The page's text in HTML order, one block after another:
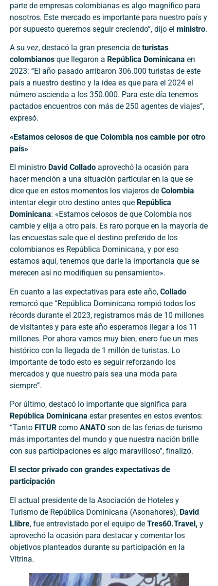
parte de empresas colombianas es algo magnífico para
nosotros. Este mercado es importante para nuestro país y
por supuesto queremos seguir creciendo”, dijo el ministro.
A su vez, destacó la gran presencia de turistas
colombianos que llegaron a República Dominicana en
2023: “El año pasado arribaron 306.000 turistas de este
país a nuestro destino y la idea es que para el 2024 el
número ascienda a los 350.000. Para este día tenemos
pactados encuentros con más de 250 agentes de viajes”,
expresó.
«Estamos celosos de que Colombia nos cambie por otro
país»
El ministro David Collado aprovechó la ocasión para
hacer mención a una situación particular en la que se
dice que en estos momentos los viajeros de Colombia
intentar elegir otro destino antes que República
Dominicana: «Estamos celosos de que Colombia nos
cambie y elija a otro país. Es raro porque en la mayoría de
las encuestas sale que el destino preferido de los
colombianos es República Dominicana, y por eso
estamos aquí, tenemos que darle la importancia que se
merecen así no modifiquen su pensamiento».
En cuanto a las expectativas para este año, Collado
remarcó que “República Dominicana rompió todos los
récords durante el 2023, registramos más de 10 millones
de visitantes y para este año esperamos llegar a los 11
millones. Por ahora vamos muy bien, enero fue un mes
histórico con la llegada de 1 millón de turistas. Lo
importante de todo esto es seguir reforzando los
mercados y que nuestro país sea una moda para
siempre”.
Por último, destacó lo importante que significa para
República Dominicana estar presentes en estos eventos:
“Tanto FITUR como ANATO son de las ferias de turismo
más importantes del mundo y que nuestra nación brille
con sus participaciones es algo maravilloso”, finalizó.
El sector privado con grandes expectativas de
participación
El actual presidente de la Asociación de Hoteles y
Turismo de República Dominicana (Asonahores), David
Llibre, fue entrevistado por el equipo de Tres60.Travel, y
aprovechó la ocasión para destacar y comentar los
objetivos planteados durante su participación en la
Vitrina.